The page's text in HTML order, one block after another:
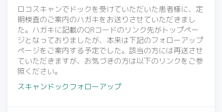
ロコスキャンでドックを受けていただいた患者様に、定
期検査のご案内のハガキをお送りさせていただきまし
た。ハガキに記載のQRコードのリンク先がトップペー
ジとなっておりましたが、本来は下記のフォローアップ
ページをご案内する予定でした。該当の方には再送させ
ていただきますが、お気づきの方は以下のリンクをご参
照ください。
スキャンドックフォローアップ